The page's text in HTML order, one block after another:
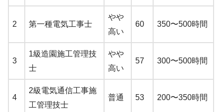
2 第一種電気工事士
やや
高い
60 350〜500時間
3
1級造園施工管理技
士
やや
高い
57 300〜500時間
4
2級電気通信工事施
工管理技士
普通 53 200〜350時間